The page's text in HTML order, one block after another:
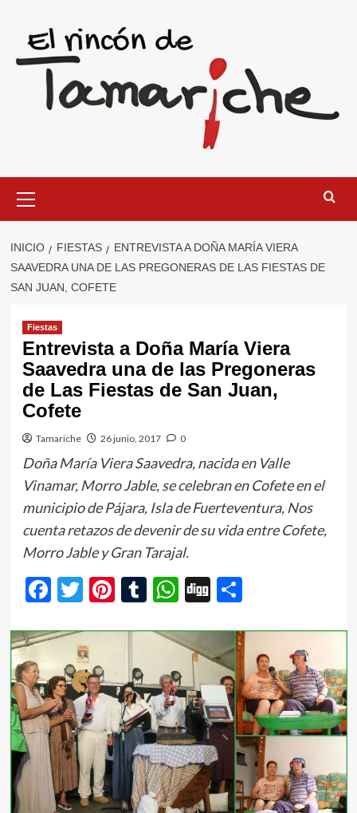
contenido
primario
INICIO FIESTAS
ENTREVISTA A DOÑA MARÍA VIERA
SAAVEDRA UNA DE LAS PREGONERAS DE LAS FIESTAS DE
SAN JUAN, COFETE
Fiestas
Entrevista a Doña María Viera
Saavedra una de las Pregoneras
de Las Fiestas de San Juan,
Cofete
Tamariche 26 junio, 2017 0
Doña María Viera Saavedra, nacida en Valle
Vinamar, Morro Jable, se celebran en Cofete en el
municipio de Pájara, Isla de Fuerteventura, Nos
cuenta retazos de devenir de su vida entre Cofete,
Morro Jable y Gran Tarajal.
Facebook
Twitter
Pinterest
Tumblr
WhatsApp
Digg